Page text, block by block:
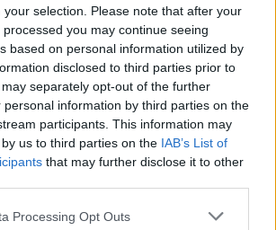
selection. Please note that after your
you may continue seeing
based on personal information utilized by
disclosed to third parties prior to
separately opt-out of the further
personal information by third parties on the
participants. This information may
us to third parties on the IAB’s List of
that may further disclose it to other
Processing Opt Outs